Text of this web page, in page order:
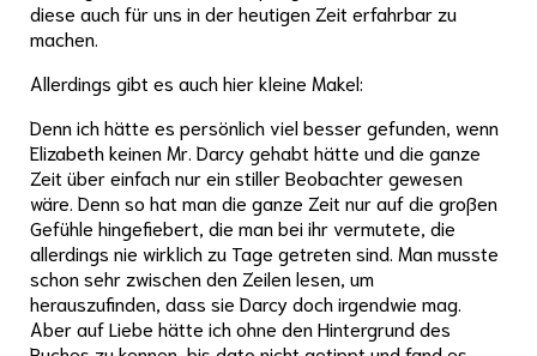
diese auch für uns in der heutigen Zeit erfahrbar zu
machen.
Allerdings gibt es auch hier kleine Makel:
Denn ich hätte es persönlich viel besser gefunden, wenn
Elizabeth keinen Mr. Darcy gehabt hätte und die ganze
Zeit über einfach nur ein stiller Beobachter gewesen
wäre. Denn so hat man die ganze Zeit nur auf die großen
Gefühle hingefiebert, die man bei ihr vermutete, die
allerdings nie wirklich zu Tage getreten sind. Man musste
schon sehr zwischen den Zeilen lesen, um
herauszufinden, dass sie Darcy doch irgendwie mag.
Aber auf Liebe hätte ich ohne den Hintergrund des